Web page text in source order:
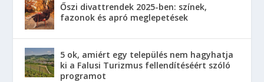
Őszi divattrendek 2025-ben: színek,
fazonok és apró meglepetések
5 ok, amiért egy település nem hagyhatja
ki a Falusi Turizmus fellendítéséért szóló
programot